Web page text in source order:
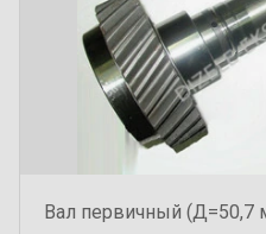
Вал первичный (Д=50,7